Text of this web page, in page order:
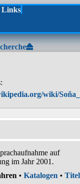
Links
wiki/
auf
im Jahr 2001.
• Katalogen •